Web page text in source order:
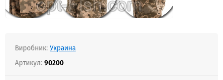
Виробник:Украина
Артикул:90200